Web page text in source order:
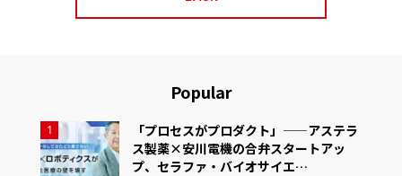
Popular
1
「プロセスがプロダクト」——アステラ
ス製薬×安川電機の合弁スタートアッ
プ、セラファ・バイオサイエ…